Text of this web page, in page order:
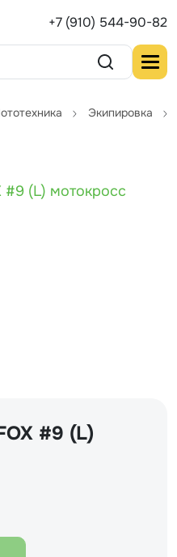
+7 (910) 544-90-82
Экипировка
#9 (L)